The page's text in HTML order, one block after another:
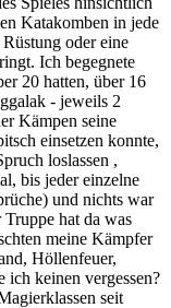
Katakomben in jede
oder eine
Ich begegnete
20 hatten, über 16
- jeweils 2
Kämpen seine
einsetzen konnte,
loslassen ,
bis jeder einzelne
und nichts war
hat da was
meine Kämpfer
Höllenfeuer,
ich keinen vergessen?
seit